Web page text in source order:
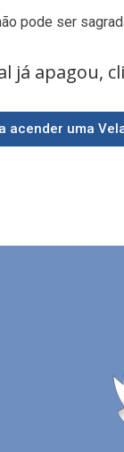
pode ser
já apagou,
acender uma